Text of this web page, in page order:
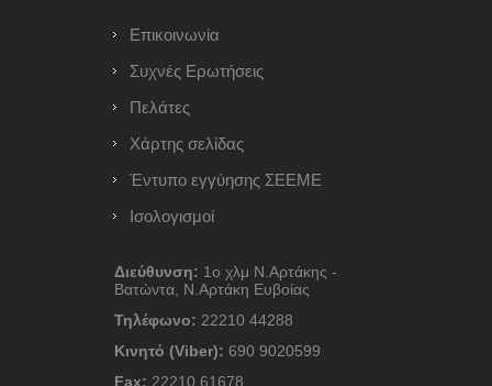
Επικοινωνία
Συχνές Ερωτήσεις
Πελάτες
Χάρτης σελίδας
Έντυπο εγγύησης ΣΕΕΜΕ
Ισολογισμοί
Διεύθυνση: 1ο χλμ Ν.Αρτάκης -
Βατώντα, Ν.Αρτάκη Ευβοίας
Τηλέφωνο: 22210 44288
Κινητό (Viber): 690 9020599
Fax: 22210 61678